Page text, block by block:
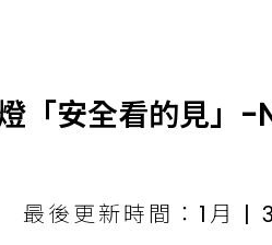
「安全看的見」-
最後更新時間：1月 |